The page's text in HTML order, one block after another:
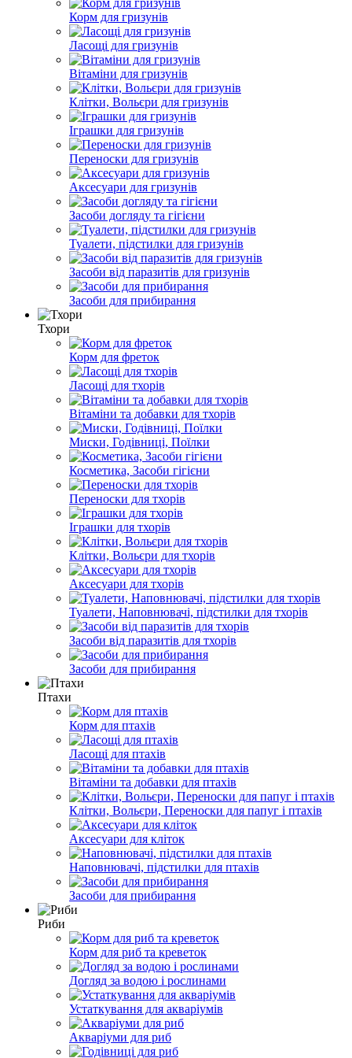
Корм для гризунів
Ласощі для гризунів
Вітаміни для гризунів
Клітки, Вольєри для гризунів
Іграшки для гризунів
Переноски для гризунів
Аксесуари для гризунів
Засоби догляду та гігієни
Туалети, підстилки для гризунів
Засоби від паразитів для гризунів
Засоби для прибирання
Тхори
Корм для фреток
Ласощі для тхорів
Вітаміни та добавки для тхорів
Миски, Годівниці, Поїлки
Косметика, Засоби гігієни
Переноски для тхорів
Іграшки для тхорів
Клітки, Вольєри для тхорів
Аксесуари для тхорів
Туалети, Наповнювачі, підстилки для тхорів
Засоби від паразитів для тхорів
Засоби для прибирання
Птахи
Корм для птахів
Ласощі для птахів
Вітаміни та добавки для птахів
Клітки, Вольєри, Переноски для папуг і птахів
Аксесуари для кліток
Наповнювачі, підстилки для птахів
Засоби для прибирання
Риби
Корм для риб та креветок
Догляд за водою і рослинами
Устаткування для акваріумів
Акваріуми для риб